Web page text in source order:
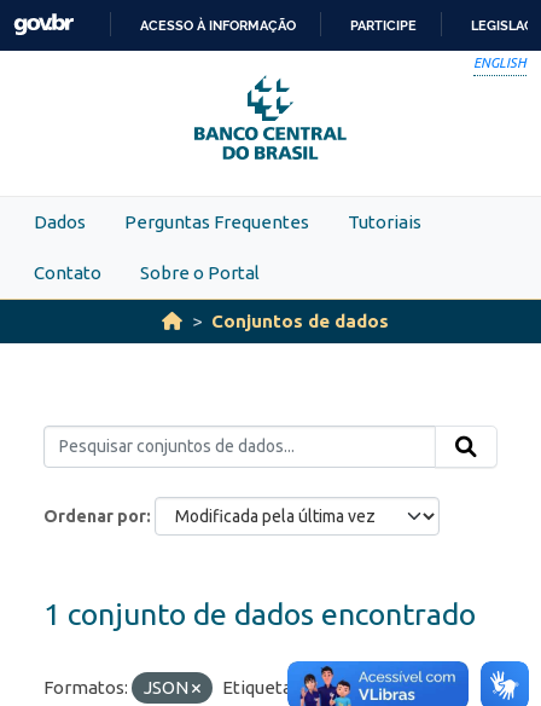
Skip to main content
PARA
O
CONTEÚDO
ACESSO À INFORMAÇÃO PARTICIPE
ENGLISH
Dados Perguntas Frequentes Tutoriais
Contato Sobre o Portal
Conjuntos de dados
Ordenar por
1 conjunto de dados encontrado
Formatos: JSON Etiquetas:
Portfólio